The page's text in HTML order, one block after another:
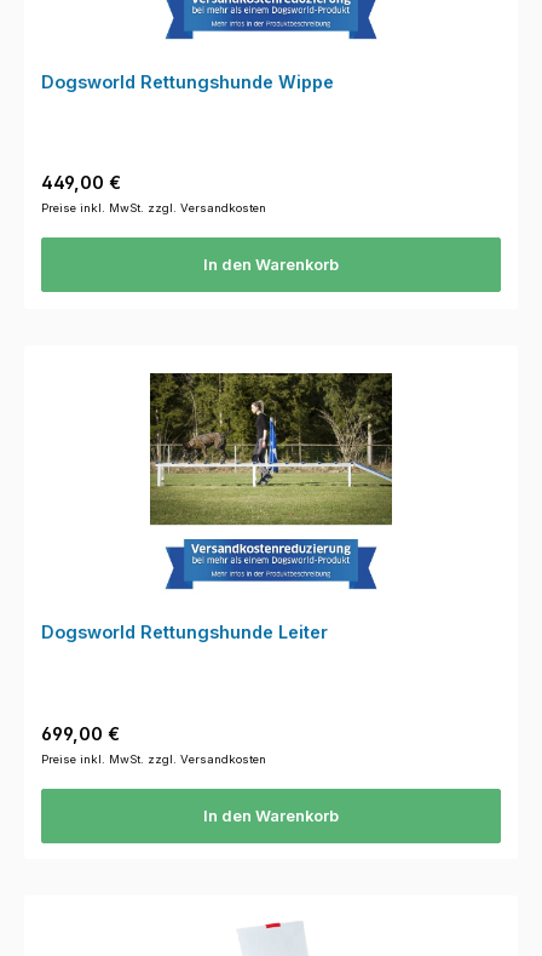
Dogsworld Rettungshunde Wippe
Regulärer Preis:
449,00 €
Preise inkl. MwSt. zzgl. Versandkosten
In den Warenkorb
Dogsworld Rettungshunde Leiter
Regulärer Preis:
699,00 €
Preise inkl. MwSt. zzgl. Versandkosten
In den Warenkorb